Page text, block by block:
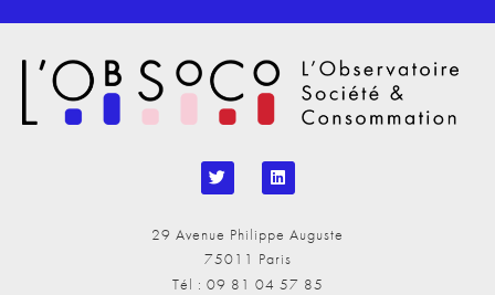
29 Avenue Philippe Auguste
75011 Paris
Tél : 09 81 04 57 85